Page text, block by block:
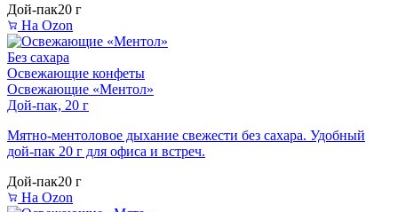
Дой-пак20 г
На Ozon
Без сахара
Освежающие конфеты
Освежающие «Ментол»
Дой-пак, 20 г
Мятно-ментоловое дыхание свежести без сахара. Удобный
дой-пак 20 г для офиса и встреч.
Дой-пак20 г
На Ozon